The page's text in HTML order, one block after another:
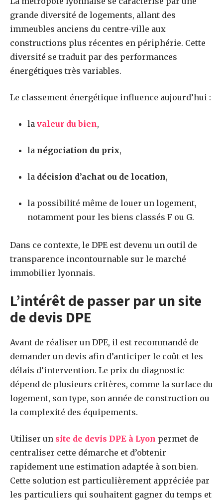
grande diversité de logements, allant des
immeubles anciens du centre-ville aux
constructions plus récentes en périphérie. Cette
diversité se traduit par des performances
énergétiques très variables.
Le classement énergétique influence aujourd’hui :
la valeur du bien,
la négociation du prix,
la décision d’achat ou de location,
la possibilité même de louer un logement,
notamment pour les biens classés F ou G.
Dans ce contexte, le DPE est devenu un outil de
transparence incontournable sur le marché
immobilier lyonnais.
L’intérêt de passer par un site
de devis DPE
Avant de réaliser un DPE, il est recommandé de
demander un devis afin d’anticiper le coût et les
délais d’intervention. Le prix du diagnostic
dépend de plusieurs critères, comme la surface du
logement, son type, son année de construction ou
la complexité des équipements.
Utiliser un site de devis DPE à Lyon permet de
centraliser cette démarche et d’obtenir
rapidement une estimation adaptée à son bien.
Cette solution est particulièrement appréciée par
les particuliers qui souhaitent gagner du temps et